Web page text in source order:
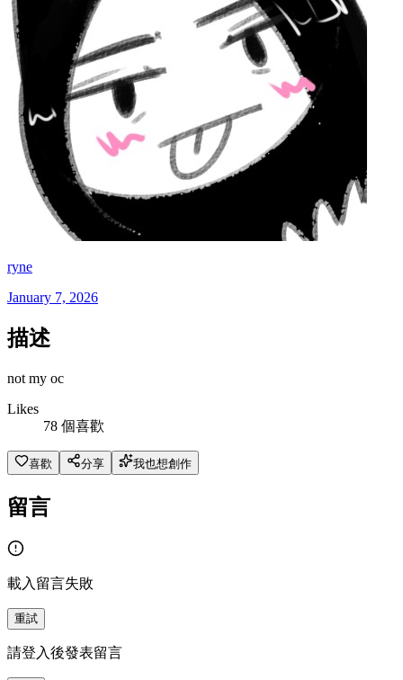
ryne
January 7, 2026
描述
not my oc
Likes
78 個喜歡
喜歡 分享 我也想創作
留言
載入留言失敗
重試
請登入後發表留言